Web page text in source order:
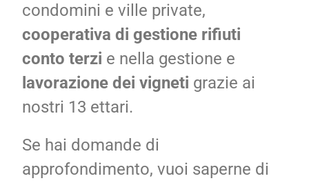
condomini e ville private,
cooperativa di gestione rifiuti
conto terzi e nella gestione e
lavorazione dei vigneti grazie ai
nostri 13 ettari.
Se hai domande di
approfondimento, vuoi saperne di